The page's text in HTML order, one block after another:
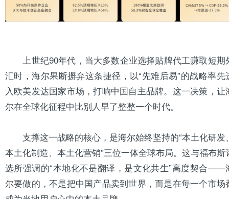
上世纪90年代，当大多数企业选择贴牌代工赚取短期
汇时，海尔果断摒弃这条捷径，以“先难后易”的战略率先
入欧美发达国家市场，打响中国自主品牌。这一决策，让
尔在全球化征程中比别人早了整整一个时代。
支撑这一战略的核心，是海尔始终坚持的“本土化研发
本土化制造、本土化营销”三位一体全球布局。这与福布斯
选所强调的“本地化不是翻译，是文化共生”高度契合——
尔要做的，不是把中国产品卖到世界，而是在每一个市场